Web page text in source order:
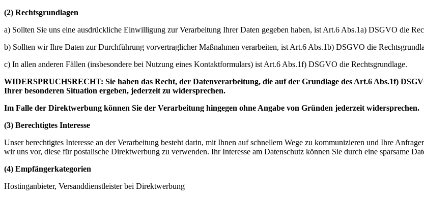
(2) Rechtsgrundlagen
a) Sollten Sie uns eine ausdrückliche Einwilligung zur Verarbeitung Ihrer Daten gegeben haben, ist Art.6 Abs.1a) DSGVO die
b) Sollten wir Ihre Daten zur Durchführung vorvertraglicher Maßnahmen verarbeiten, ist Art.6 Abs.1b) DSGVO die
c) In allen anderen Fällen (insbesondere bei Nutzung eines Kontaktformulars) ist Art.6 Abs.1f) DSGVO die Rechtsgrundlage.
WIDERSPRUCHSRECHT: Sie haben das Recht, der Datenverarbeitung, die auf der Grundlage des Art.6 Abs.1f)
Ihrer besonderen Situation ergeben, jederzeit zu widersprechen.
Im Falle der Direktwerbung können Sie der Verarbeitung hingegen ohne Angabe von Gründen jederzeit widersprechen.
(3) Berechtigtes Interesse
Unser berechtigtes Interesse an der Verarbeitung besteht darin, mit Ihnen auf schnellem Wege zu kommunizieren und Ihre
wir uns vor, diese für postalische Direktwerbung zu verwenden. Ihr Interesse am Datenschutz können Sie durch eine sparsame
(4) Empfängerkategorien
Hostinganbieter, Versanddienstleister bei Direktwerbung